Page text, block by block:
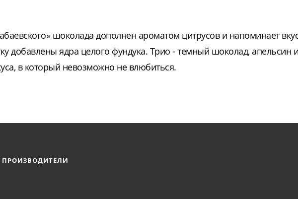
шоколада дополнен ароматом цитрусов и напоминает
добавлены ядра целого фундука. Трио - темный шоколад, апельсин и
в который невозможно не влюбиться.
ПРОИЗВОДИТЕЛИ